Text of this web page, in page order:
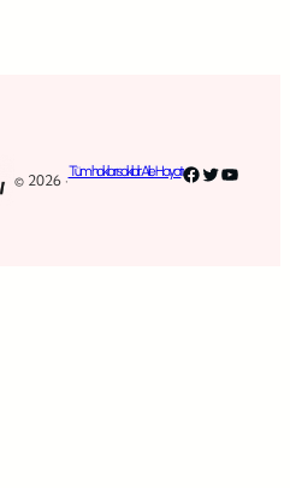
© 2026 ·
Tüm hakları saklıdır. Aile HayatıFacebook
Twitter